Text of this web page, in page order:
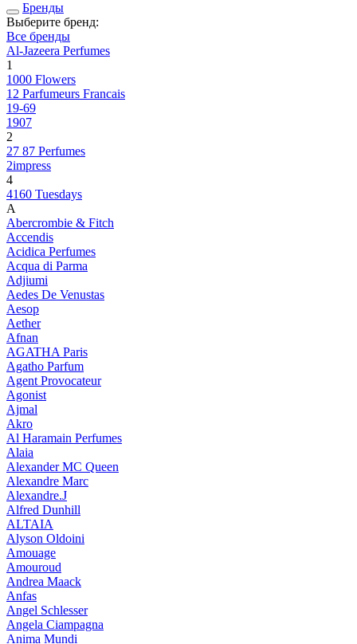
Бренды
Выберите бренд:
Все бренды
Al-Jazeera Perfumes
1
1000 Flowers
12 Parfumeurs Francais
19-69
1907
2
27 87 Perfumes
2impress
4
4160 Tuesdays
A
Abercrombie & Fitch
Accendis
Acidica Perfumes
Acqua di Parma
Adjiumi
Aedes De Venustas
Aesop
Aether
Afnan
AGATHA Paris
Agatho Parfum
Agent Provocateur
Agonist
Ajmal
Akro
Al Haramain Perfumes
Alaia
Alexander MC Queen
Alexandre Marc
Alexandre.J
Alfred Dunhill
ALTAIA
Alyson Oldoini
Amouage
Amouroud
Andrea Maack
Anfas
Angel Schlesser
Angela Ciampagna
Anima Mundi